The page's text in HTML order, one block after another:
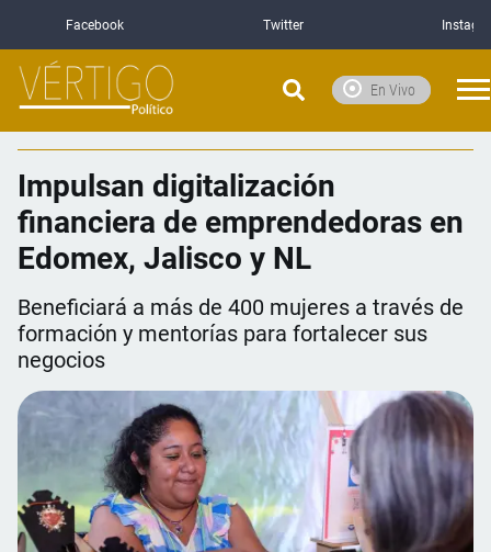
Facebook Twitter
En Vivo
Impulsan digitalización
financiera de emprendedoras en
Edomex, Jalisco y NL
Beneficiará a más de 400 mujeres a través de
formación y mentorías para fortalecer sus
negocios